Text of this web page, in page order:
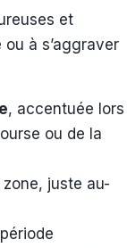
et
à s’aggraver
, accentuée lors
ou de la
zone, juste au-